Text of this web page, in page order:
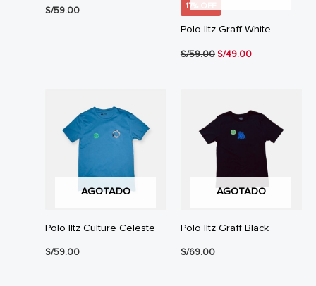
S/59.00 17% OFF
Polo Iltz Graff White
S/59.00 El
S/49.00El
AGOTADO
Polo Iltz Culture Celeste
S/59.00
AGOTADO
Polo Iltz Graff Black
S/69.00